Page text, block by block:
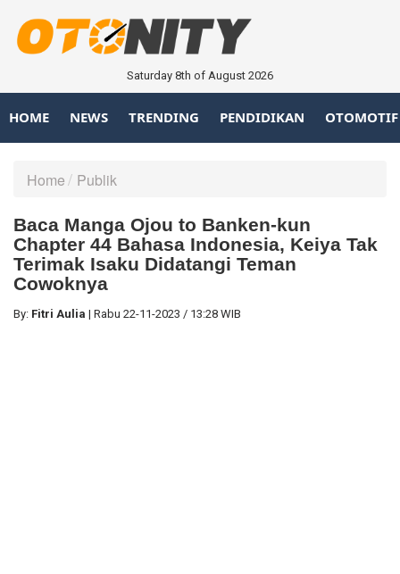
Saturday 8th of August 2026
HOME NEWS TRENDING PENDIDIKAN OTOMOTIF
Home Publik
Baca Manga Ojou to Banken-kun
Chapter 44 Bahasa Indonesia, Keiya Tak
Terimak Isaku Didatangi Teman
Cowoknya
By: Fitri Aulia | Rabu 22-11-2023 / 13:28 WIB